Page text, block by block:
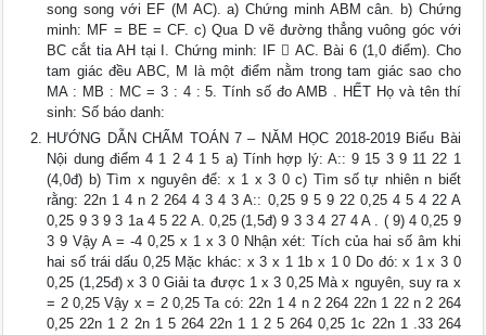
song song với EF (M AC). a) Chứng minh ABM cân. b) Chứng
minh: MF = BE = CF. c) Qua D vẽ đường thẳng vuông góc với
BC cắt tia AH tại I. Chứng minh: IF  AC. Bài 6 (1,0 điểm). Cho
tam giác đều ABC, M là một điểm nằm trong tam giác sao cho
MA : MB : MC = 3 : 4 : 5. Tính số đo AMB . HẾT Họ và tên thí
sinh: Số báo danh:
HƯỚNG DẪN CHẤM TOÁN 7 – NĂM HỌC 2018-2019 Biểu Bài
Nội dung điểm 4 1 2 4 1 5 a) Tính hợp lý: A:: 9 15 3 9 11 22 1
(4,0đ) b) Tìm x nguyên để: x 1 x 3 0 c) Tìm số tự nhiên n biết
rằng: 22n 1 4 n 2 264 4 3 4 3 A:: 0,25 9 5 9 22 0,25 4 5 4 22 A
0,25 9 3 9 3 1a 4 5 22 A. 0,25 (1,5đ) 9 3 3 4 27 4 A . ( 9) 4 0,25 9
3 9 Vậy A = -4 0,25 x 1 x 3 0 Nhận xét: Tích của hai số âm khi
hai số trái dấu 0,25 Mặc khác: x 3 x 1 1b x 1 0 Do đó: x 1 x 3 0
0,25 (1,25đ) x 3 0 Giải ta được 1 x 3 0,25 Mà x nguyên, suy ra x
= 2 0,25 Vậy x = 2 0,25 Ta có: 22n 1 4 n 2 264 22n 1 22 n 2 264
0,25 22n 1 2 2n 1 5 264 22n 1 1 2 5 264 0,25 1c 22n 1 .33 264